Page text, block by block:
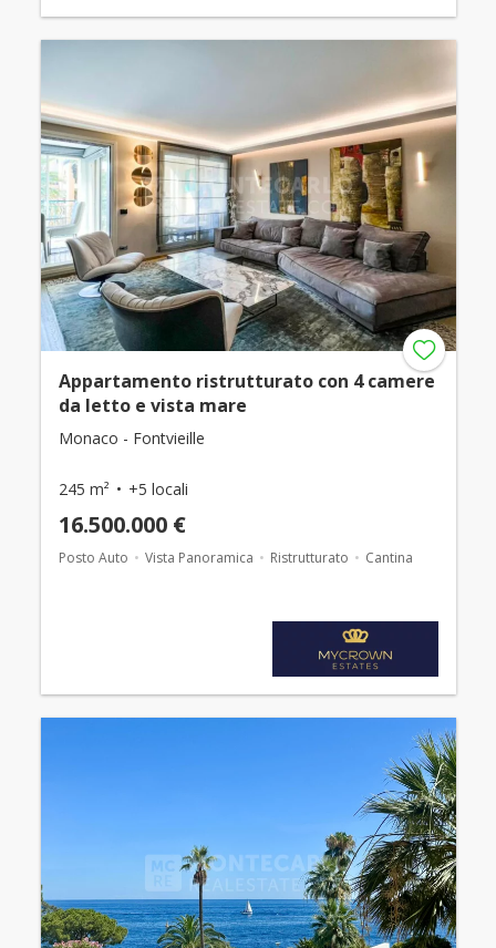
Appartamento ristrutturato con 4 camere
da letto e vista mare
Monaco - Fontvieille
245 m² +5 locali
16.500.000 €
Posto Auto Vista Panoramica Ristrutturato Cantina